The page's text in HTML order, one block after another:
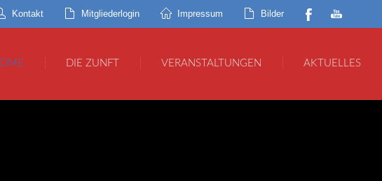
Kontakt Mitgliederlogin Impressum Bilder
DIE ZUNFT VERANSTALTUNGEN AKTUELLES